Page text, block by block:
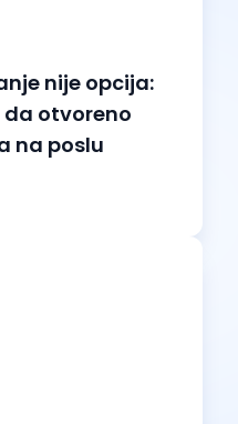
nije opcija:
da otvoreno
na poslu